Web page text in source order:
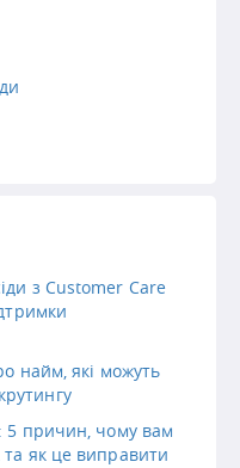
з Customer Care
найм, які можуть
5 причин, чому вам
як це виправити